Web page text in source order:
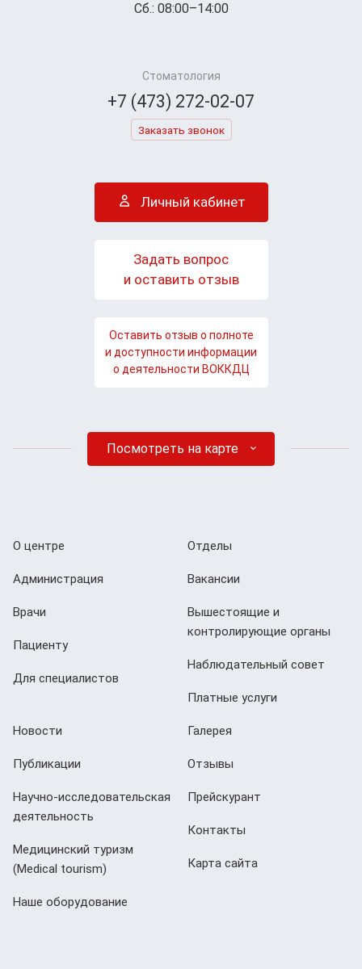
Сб.: 08:00–14:00
Стоматология
+7 (473) 272-02-07
Заказать звонок
Личный кабинет
Задать вопрос
и оставить отзыв
Оставить отзыв о полноте
и доступности информации
о деятельности ВОККДЦ
Посмотреть на карте
О центре
Администрация
Врачи
Пациенту
Для специалистов
Отделы
Вакансии
Вышестоящие и
контролирующие органы
Наблюдательный совет
Платные услуги
Новости
Публикации
Научно-исследовательская
деятельность
Медицинский туризм
(Мedical tourism)
Наше оборудование
Галерея
Отзывы
Прейскурант
Контакты
Карта сайта